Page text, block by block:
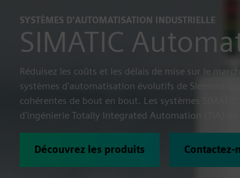
SYSTÈMES D'AUTOMATISATION INDUSTRIELLE
SIMATIC
Réduisez les coûts et les délais de mise sur le
systèmes d'automatisation évolutifs de Siemens
cohérentes de bout en bout. Les systèmes
d'ingénierie Totally Integrated Automation (TIA) de
Découvrez les produits Contactez-